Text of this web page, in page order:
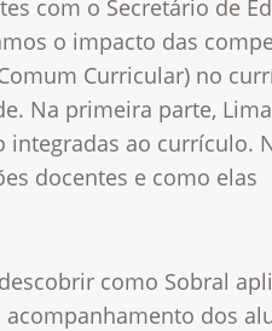
com o Secretário de
o impacto das
Curricular) no
Na primeira parte,
integradas ao currículo.
docentes e como elas
como Sobral
dos